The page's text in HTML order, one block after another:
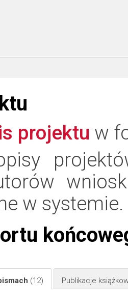
projektu w
w systemie.
(12) Publikacje